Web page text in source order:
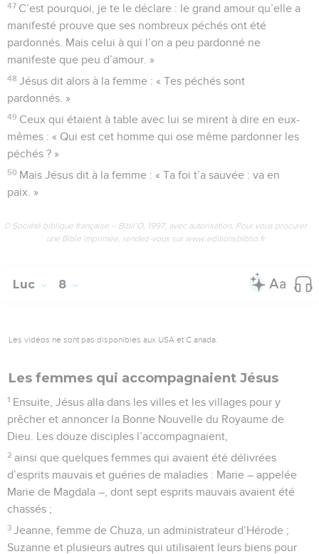
47 C’est pourquoi, je te le déclare : le grand amour qu’elle a
manifesté prouve que ses nombreux péchés ont été
pardonnés. Mais celui à qui l’on a peu pardonné ne
manifeste que peu d’amour. »
48 Jésus dit alors à la femme : « Tes péchés sont
pardonnés. »
49 Ceux qui étaient à table avec lui se mirent à dire en eux-
mêmes : « Qui est cet homme qui ose même pardonner les
péchés ? »
50 Mais Jésus dit à la femme : « Ta foi t’a sauvée : va en
paix. »
© Société biblique française – Bibli’O, 1997, avec autorisation. Pour vous procurer
une Bible imprimée, rendez-vous sur www.editionsbiblio.fr
Luc 8
Les vidéos ne sont pas disponibles aux USA et C anada.
Les femmes qui accompagnaient Jésus
1 Ensuite, Jésus alla dans les villes et les villages pour y
prêcher et annoncer la Bonne Nouvelle du Royaume de
Dieu. Les douze disciples l’accompagnaient,
2 ainsi que quelques femmes qui avaient été délivrées
d’esprits mauvais et guéries de maladies : Marie – appelée
Marie de Magdala –, dont sept esprits mauvais avaient été
chassés ;
3 Jeanne, femme de Chuza, un administrateur d’Hérode ;
Suzanne et plusieurs autres qui utilisaient leurs biens pour